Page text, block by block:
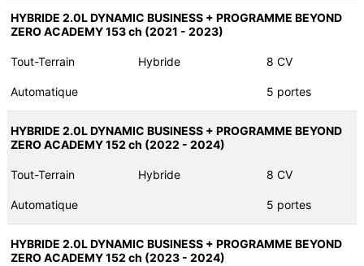
HYBRIDE 2.0L DYNAMIC BUSINESS + PROGRAMME BEYOND
ZERO ACADEMY 153 ch (2021 - 2023)
Tout-Terrain Hybride 8 CV
Automatique 5 portes
HYBRIDE 2.0L DYNAMIC BUSINESS + PROGRAMME BEYOND
ZERO ACADEMY 152 ch (2022 - 2024)
Tout-Terrain Hybride 8 CV
Automatique 5 portes
HYBRIDE 2.0L DYNAMIC BUSINESS + PROGRAMME BEYOND
ZERO ACADEMY 152 ch (2023 - 2024)